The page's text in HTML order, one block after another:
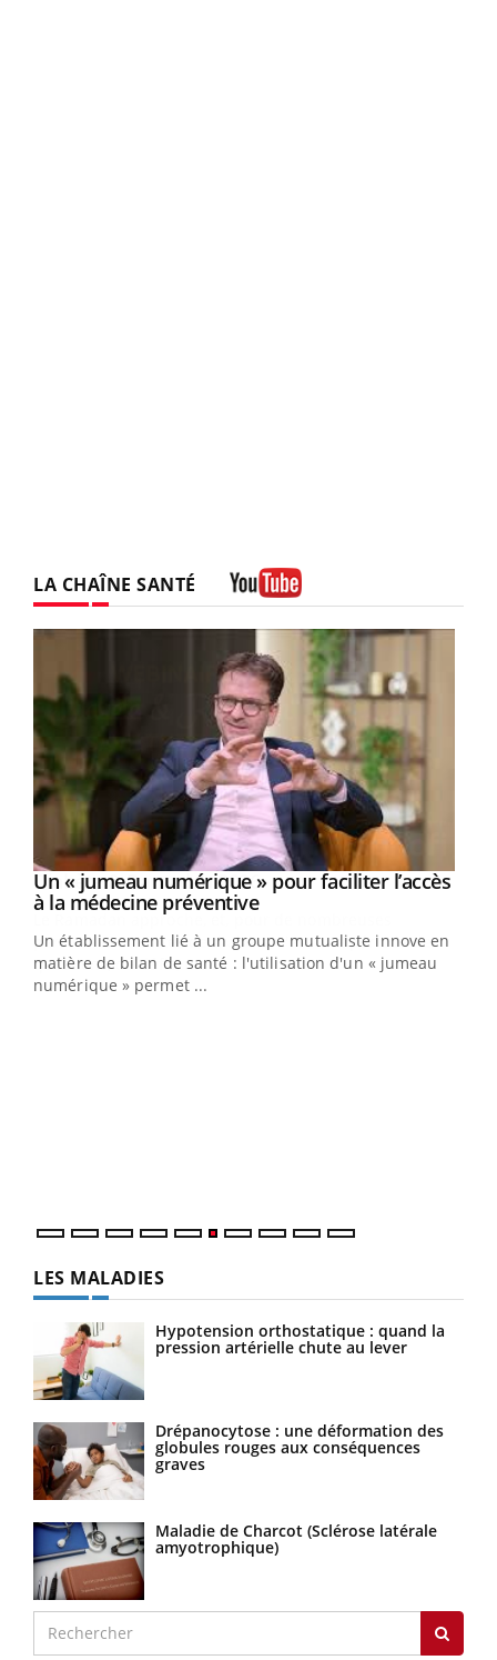
LA CHAÎNE SANTÉ
Youtube
Un « jumeau numérique » pour faciliter l’accès
à la médecine préventiveYoutube
Un établissement lié à un groupe mutualiste innove en
matière de bilan de santé : l'utilisation d'un « jumeau
numérique » permet ...
LES MALADIES
Hypotension orthostatique : quand la
pression artérielle chute au lever
Drépanocytose : une déformation des
globules rouges aux conséquences
graves
Maladie de Charcot (Sclérose latérale
amyotrophique)